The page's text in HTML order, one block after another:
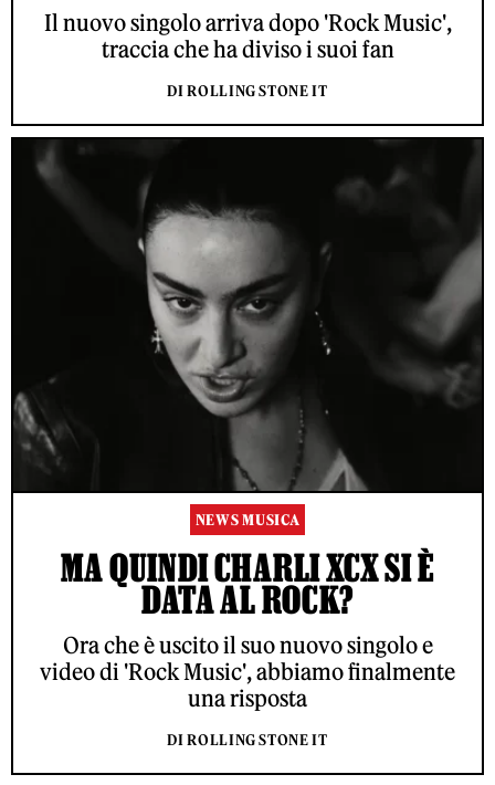
Il nuovo singolo arriva dopo 'Rock Music',
traccia che ha diviso i suoi fan
DI ROLLING STONE IT
NEWS MUSICA
MA QUINDI CHARLI XCX SI È
DATA AL ROCK?
Ora che è uscito il suo nuovo singolo e
video di 'Rock Music', abbiamo finalmente
una risposta
DI ROLLING STONE IT